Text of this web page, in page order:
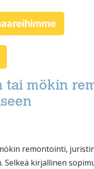
tai mökin
remontointi,
kirjallinen